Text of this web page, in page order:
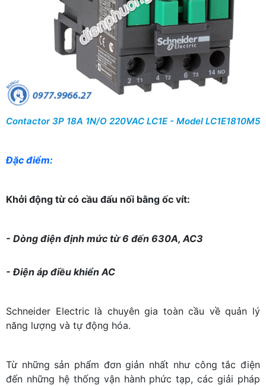
Contactor 3P 18A 1N/O 220VAC LC1E - Model LC1E1810M5
Đặc điểm:
Khởi động từ có cầu đấu nối bằng ốc vít:
- Dòng điện định mức từ 6 đến 630A, AC3
- Điện áp điều khiển AC
Schneider Electric là chuyên gia toàn cầu về quản lý
năng lượng và tự động hóa.
Từ những sản phẩm đơn giản nhất như công tắc điện
đến những hệ thống vận hành phức tạp, các giải pháp